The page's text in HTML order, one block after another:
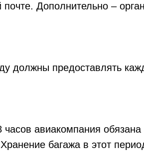
Дополнительно –
должны предоставлять
авиакомпания обязана
багажа в этот